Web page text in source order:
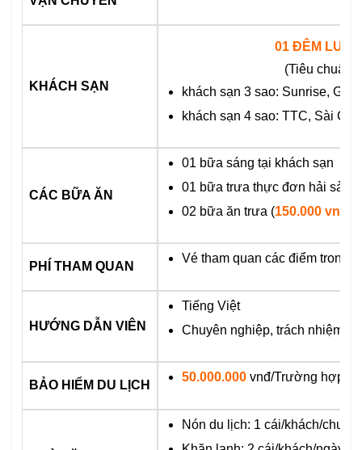
KHÁCH SẠN
01 ĐÊM LƯU
(Tiêu chuẩn
khách sạn 3 sao: Sunrise,
khách sạn 4 sao: TTC, Sài
CÁC BỮA ĂN
01 bữa sáng tại khách sạn
01 bữa trưa thực đơn hải sản
02 bữa ăn trưa (150.000 vnđ/
PHÍ THAM QUAN
Vé tham quan các điểm trong
HƯỚNG DẪN VIÊN
Tiếng Việt
Chuyên nghiệp, trách nhiệm,
BẢO HIỂM DU LỊCH
50.000.000 vnđ/Trường hợp
Nón du lịch: 1 cái/khách/